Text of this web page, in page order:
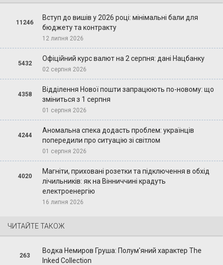
11246
Вступ до вишів у 2026 році: мінімальні бали для
бюджету та контракту
12 липня 2026
5432
Офіційний курс валют на 2 серпня: дані Нацбанку
02 серпня 2026
4358
Відділення Нової пошти запрацюють по-новому: що
зміниться з 1 серпня
01 серпня 2026
4244
Аномальна спека додасть проблем: українців
попередили про ситуацію зі світлом
01 серпня 2026
4020
Магніти, приховані розетки та підключення в обхід
лічильників: як на Вінниччині крадуть
електроенергію
16 липня 2026
ЧИТАЙТЕ ТАКОЖ
263
Водка Немиров Груша: Полум'яний характер The
Inked Collection